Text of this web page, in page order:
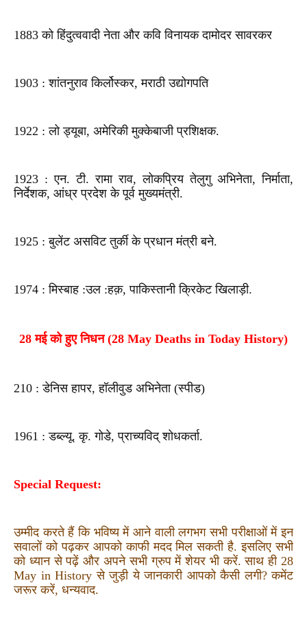
1883 को हिंदुत्ववादी नेता और कवि विनायक दामोदर सावरकर
1903 : शांतनुराव किर्लोस्कर, मराठी उद्योगपति
1922 : लो ड्यूबा, अमेरिकी मुक्केबाजी प्रशिक्षक.
1923 : एन. टी. रामा राव, लोकप्रिय तेलुगु अभिनेता, निर्माता,
निर्देशक, आंध्र प्रदेश के पूर्व मुख्यमंत्री.
1925 : बुलेंट असविट तुर्की के प्रधान मंत्री बने.
1974 : मिस्बाह :उल :हक़, पाकिस्तानी क्रिकेट खिलाड़ी.
28 मई को हुए निधन (28 May Deaths in Today History)
210 : डेनिस हापर, हॉलीवुड अभिनेता (स्पीड)
1961 : डब्ल्यू. कृ. गोडे, प्राच्यविद् शोधकर्ता.
Special Request:
उम्मीद करते हैं कि भविष्य में आने वाली लगभग सभी परीक्षाओं में इन
सवालों को पढ़कर आपको काफी मदद मिल सकती है. इसलिए सभी
को ध्यान से पढ़ें और अपने सभी ग्रुप में शेयर भी करें. साथ ही 28
May in History से जुड़ी ये जानकारी आपको कैसी लगी? कमेंट
जरूर करें, धन्यवाद.